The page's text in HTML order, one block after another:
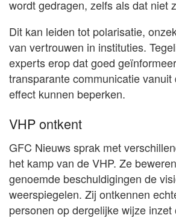
wordt gedragen, zelfs als dat niet
Dit kan leiden tot polarisatie,
van vertrouwen in instituties.
experts erop dat goed
transparante communicatie
effect kunnen beperken.
VHP ontkent
GFC Nieuws sprak met
het kamp van de VHP. Ze
genoemde beschuldigingen de
weerspiegelen. Zij ontkennen
personen op dergelijke wijze inzet